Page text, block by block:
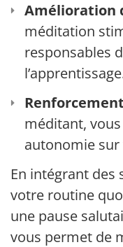
Amélioration
méditation
responsables
méditant,
autonomie sur
En intégrant des
votre routine
une pause
vous permet de